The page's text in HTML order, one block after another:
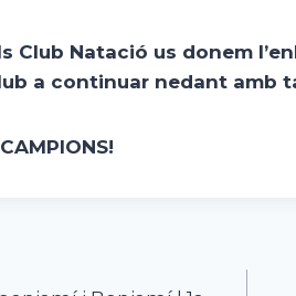
Club Natació us donem
a continuar nedant amb